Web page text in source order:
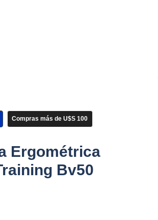
Compras más de U$S 100
Ergométrica
Bv50